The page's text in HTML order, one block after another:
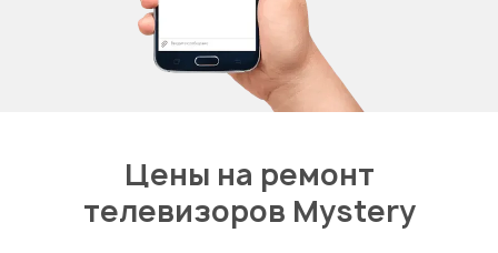
Цены на ремонт
телевизоров Mystery